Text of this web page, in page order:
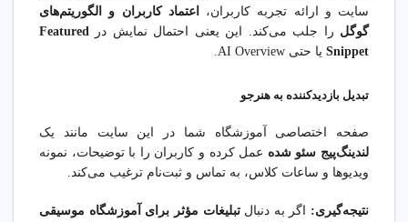
سایت و ارائه تجربه کاربران،
اعتماد کاربران و الگوریتم‌های
گوگل را جلب می‌کند. این یعنی احتمال نمایش در Featured
Snippet یا حتی AI Overview.
تبدیل بازدیدکننده به هنرجو
صفحه اختصاصی آموزشگاه شما در این سایت مانند یک
لندینگ‌پیج سئو شده عمل کرده و کاربران را با توضیحات، نمونه
ویدیوها و ساعات کلاس، به تماس و ثبت‌نام ترغیب می‌کند.
نتیجه‌گیری: اگر به دنبالتبلیغات مؤثر برای آموزشگاه موسیقی